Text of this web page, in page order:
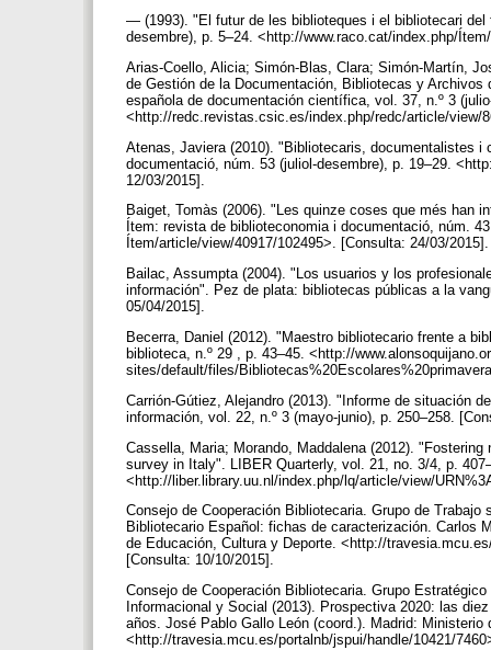
— (1993). "El futur de les biblioteques i el bibliotecari
desembre), p. 5–24. <http://www.raco.cat/index.php/
Arias-Coello, Alicia; Simón-Blas, Clara; Simón-Martín,
de Gestión de la Documentación, Bibliotecas y
española de documentación científica, vol. 37, n.º 3
<http://redc.revistas.csic.es/index.php/redc/article/view/
Atenas, Javiera (2010). "Bibliotecaris, documentalistes
documentació, núm. 53 (juliol-desembre), p. 19–29.
12/03/2015].
Baiget, Tomàs (2006). "Les quinze coses que més han
Ítem: revista de biblioteconomia i documentació, núm.
Ítem/article/view/40917/102495>. [Consulta: 24/03/
Bailac, Assumpta (2004). "Los usuarios y los
información". Pez de plata: bibliotecas públicas a la
05/04/2015].
Becerra, Daniel (2012). "Maestro bibliotecario frente a
biblioteca, n.º 29 , p. 43–45. <http://
sites/default/files/
Carrión-Gútiez, Alejandro (2013). "Informe de situación
información, vol. 22, n.º 3 (mayo-junio), p. 250–258.
Cassella, Maria; Morando, Maddalena (2012).
survey in Italy". LIBER Quarterly, vol. 21, no. 3/4, p.
<http://liber.library.uu.nl/index.php/lq/article/view/
Consejo de Cooperación Bibliotecaria. Grupo de
Bibliotecario Español: fichas de caracterización. Carlos
de Educación, Cultura y Deporte. <http://
[Consulta: 10/10/2015].
Consejo de Cooperación Bibliotecaria. Grupo
Informacional y Social (2013). Prospectiva 2020: las
años. José Pablo Gallo León (coord.). Madrid: Ministerio
<http://travesia.mcu.es/portalnb/jspui/handle/10421/